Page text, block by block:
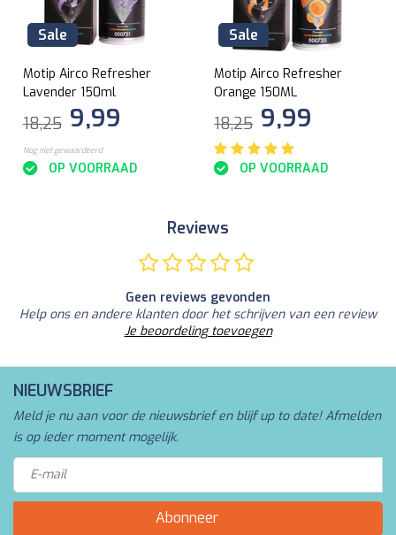
Sale
Motip Airco Refresher
Lavender 150ml
18,25 9,99
Nog niet gewaardeerd
OP VOORRAAD
Sale
Motip Airco Refresher
Orange 150ML
18,25 9,99
OP VOORRAAD
Reviews
Geen reviews gevonden
Help ons en andere klanten door het schrijven van een review
Je beoordeling toevoegen
NIEUWSBRIEF
Meld je nu aan voor de nieuwsbrief en blijf up to date! Afmelden
is op ieder moment mogelijk.
Abonneer